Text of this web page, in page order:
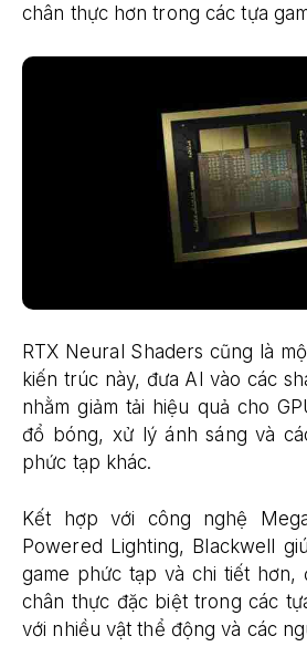
chân thực hơn trong các tựa
RTX Neural Shaders cũng là
kiến trúc này, đưa AI vào các
nhằm giảm tải hiệu quả cho
đổ bóng, xử lý ánh sáng và
phức tạp khác.
Kết hợp với công nghệ
Powered Lighting, Blackwell
game phức tạp và chi tiết hơn,
chân thực đặc biệt trong các
với nhiều vật thể động và các